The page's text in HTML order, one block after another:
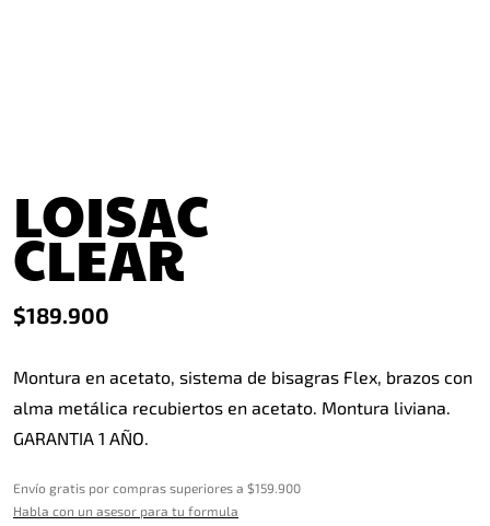
LOISAC
CLEAR
$189.900
Montura en acetato, sistema de bisagras Flex, brazos con
alma metálica recubiertos en acetato. Montura liviana.
GARANTIA 1 AÑO.
Envío gratis por compras superiores a $159.900
Habla con un asesor para tu formula